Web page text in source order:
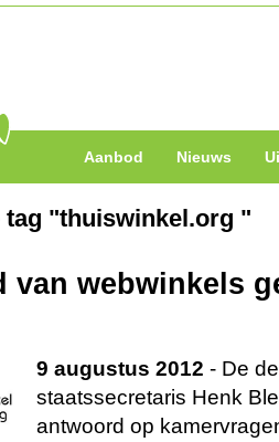
Aanbod Nieuws
"thuiswinkel.org "
van webwinkels
9 augustus 2012 - De
staatssecretaris Henk
antwoord op